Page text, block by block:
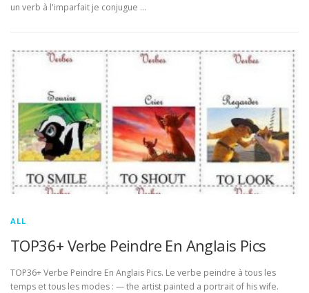
un verb à l'imparfait je conjugue …
ALL
TOP36+ Verbe Peindre En Anglais Pics
TOP36+ Verbe Peindre En Anglais Pics. Le verbe peindre à tous les
temps et tous les modes : — the artist painted a portrait of his wife.